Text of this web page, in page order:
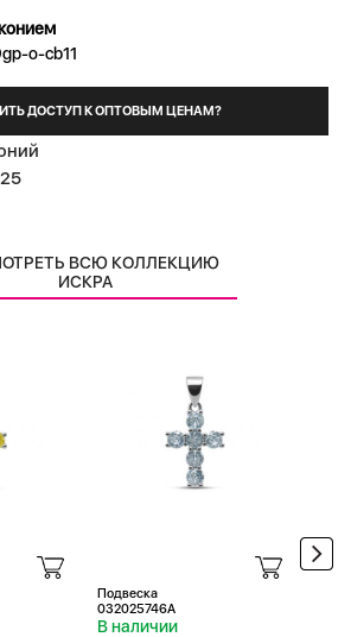
o-cb11
ДОСТУП К ОПТОВЫМ ЦЕНАМ?
ВСЮ КОЛЛЕКЦИЮ
ИСКРА
Подвеска
032025746A
В наличии